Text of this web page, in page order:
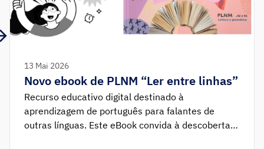
13 Mai 2026
Novo ebook de PLNM “Ler entre linhas”
Recurso educativo digital destinado à
aprendizagem de português para falantes de
outras línguas. Este eBook convida à descoberta